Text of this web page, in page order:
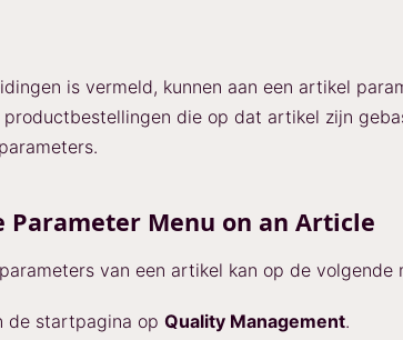
is vermeld, kunnen aan een artikel
die op dat artikel zijn
Parameter Menu on an Article
van een artikel kan op de volgende
de startpagina op Quality Management.